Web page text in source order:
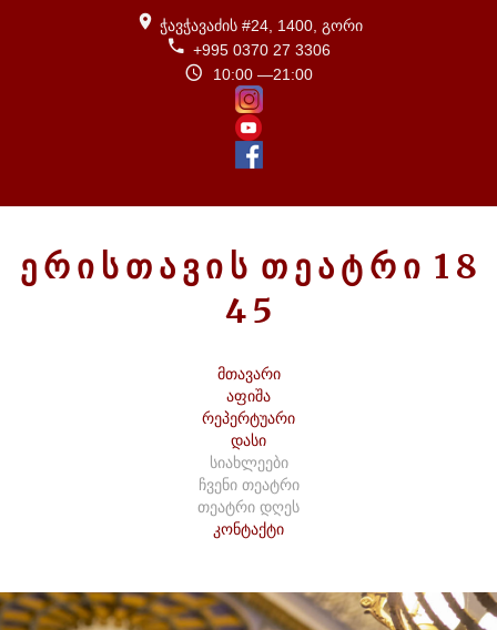
ჭავჭავაძის #24, 1400, გორი
+995 0370 27 3306
10:00 —21:00
ᲔᲠᲘᲡᲗᲐᲕᲘᲡ ᲗᲔᲐᲢᲠᲘ 1 8
45
მთავარი
აფიშა
რეპერტუარი
დასი
სიახლეები
ჩვენი თეატრი
თეატრი დღეს
კონტაქტი